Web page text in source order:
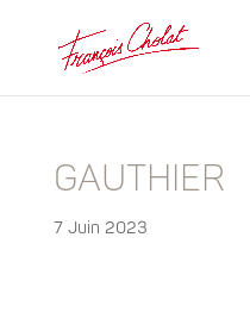
GAUTHIER
7 Juin 2023